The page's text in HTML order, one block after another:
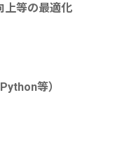
上等の最適化
等）